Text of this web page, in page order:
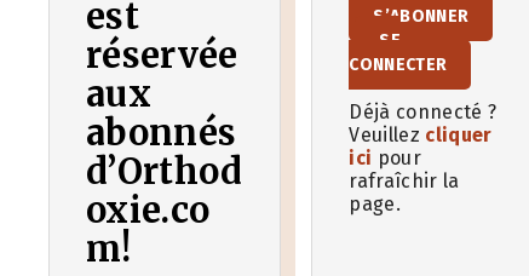
est
réservée
aux
abonnés
d’Orthod
oxie.co
m!
S’ABONNER
SE
CONNECTER
Déjà connecté ?
Veuillez cliquer
ici pour
rafraîchir la
page.